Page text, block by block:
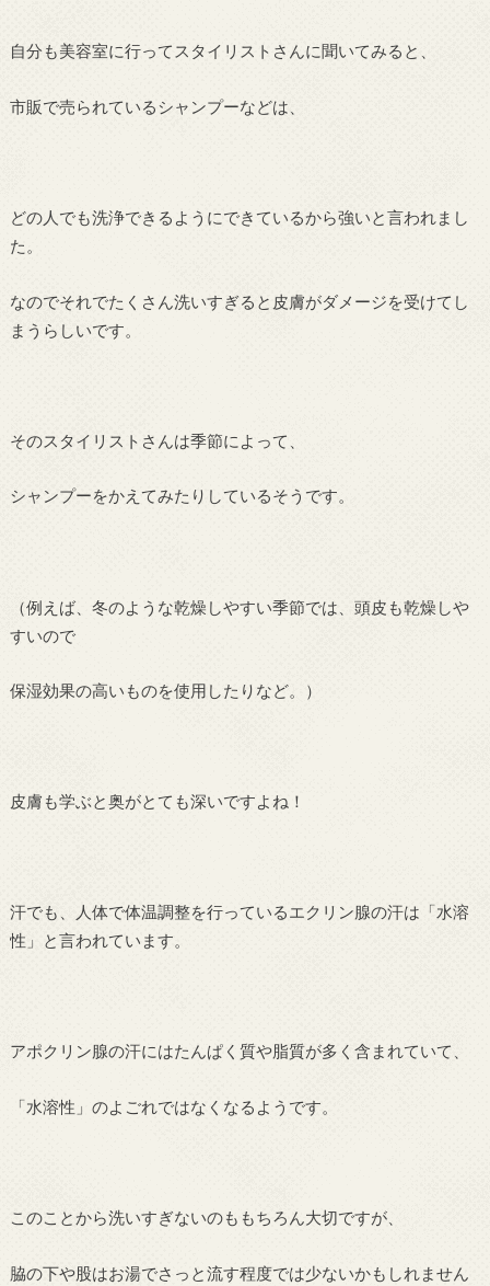
自分も美容室に行ってスタイリストさんに聞いてみると、
市販で売られているシャンプーなどは、
どの人でも洗浄できるようにできているから強いと言われまし
た。
なのでそれでたくさん洗いすぎると皮膚がダメージを受けてし
まうらしいです。
そのスタイリストさんは季節によって、
シャンプーをかえてみたりしているそうです。
（例えば、冬のような乾燥しやすい季節では、頭皮も乾燥しや
すいので
保湿効果の高いものを使用したりなど。）
皮膚も学ぶと奥がとても深いですよね！
汗でも、人体で体温調整を行っているエクリン腺の汗は「水溶
性」と言われています。
アポクリン腺の汗にはたんぱく質や脂質が多く含まれていて、
「水溶性」のよごれではなくなるようです。
このことから洗いすぎないのももちろん大切ですが、
脇の下や股はお湯でさっと流す程度では少ないかもしれません